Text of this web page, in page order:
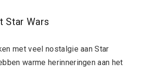
Star Wars
met veel nostalgie aan Star
warme herinneringen aan het